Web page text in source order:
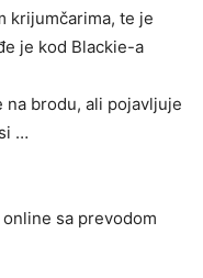
krijumčarima, te je
je kod Blackie-a
na brodu, ali pojavljuje
…
sa prevodom